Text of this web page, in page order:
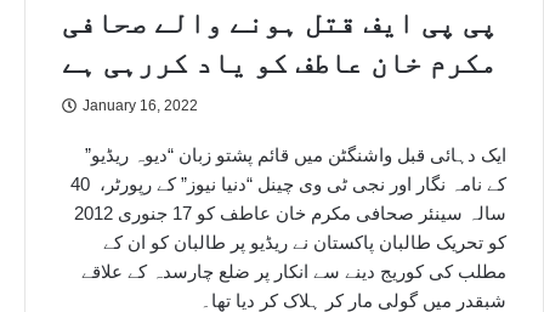
پی پی ایف قتل ہونے والے صحافی
مکرم خان عاطف کو یاد کررہی ہے
January 16, 2022
ایک دہائی قبل واشنگٹن میں قائم پشتو زبان “دیوہ ریڈیو”
کے نامہ نگار اور نجی ٹی وی چینل “دنیا نیوز” کے رپورٹر، 40
کو تحریک طالبان پاکستان نے ریڈیو پر طالبان کو ان کے
مطلب کی کوریج دینے سے انکار پر ضلع چارسدہ کے علاقے
شبقدر میں گولی مار کر ہلاک کر دیا تھا۔